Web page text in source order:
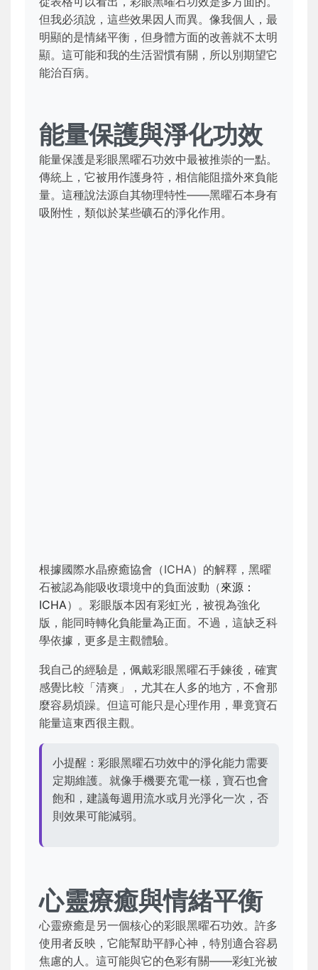
但我必須說，這些效果因人而異。像我個人，最
明顯的是情緒平衡，但身體方面的改善就不太明
顯。這可能和我的生活習慣有關，所以別期望它
能治百病。
能量保護與淨化功效
能量保護是彩眼黑曜石功效中最被推崇的一點。
傳統上，它被用作護身符，相信能阻擋外來負能
量。這種說法源自其物理特性——黑曜石本身有
吸附性，類似於某些礦石的淨化作用。
根據國際水晶療癒協會（ICHA）的解釋，黑曜
石被認為能吸收環境中的負面波動（來源：
ICHA）。彩眼版本因有彩虹光，被視為強化
版，能同時轉化負能量為正面。不過，這缺乏科
學依據，更多是主觀體驗。
我自己的經驗是，佩戴彩眼黑曜石手鍊後，確實
感覺比較「清爽」，尤其在人多的地方，不會那
麼容易煩躁。但這可能只是心理作用，畢竟寶石
能量這東西很主觀。
小提醒：彩眼黑曜石功效中的淨化能力需要
定期維護。就像手機要充電一樣，寶石也會
飽和，建議每週用流水或月光淨化一次，否
則效果可能減弱。
心靈療癒與情緒平衡
心靈療癒是另一個核心的彩眼黑曜石功效。許多
使用者反映，它能幫助平靜心神，特別適合容易
焦慮的人。這可能與它的色彩有關——彩虹光被